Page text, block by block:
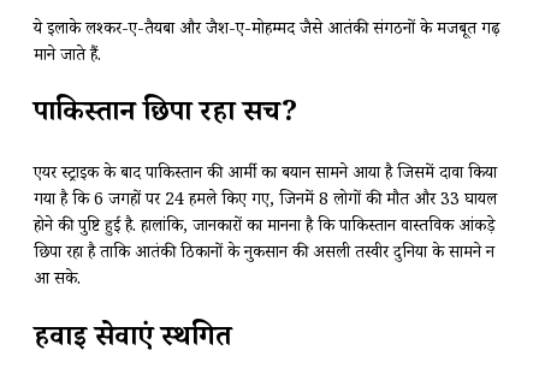
ये इलाके लश्कर-ए-तैयबा और जैश-ए-मोहम्मद जैसे आतंकी संगठनों के मजबूत गढ़
माने जाते हैं.
पाकिस्तान छिपा रहा सच?
एयर स्ट्राइक के बाद पाकिस्तान की आर्मी का बयान सामने आया है जिसमें दावा किया
गया है कि 6 जगहों पर 24 हमले किए गए, जिनमें 8 लोगों की मौत और 33 घायल
होने की पुष्टि हुई है. हालांकि, जानकारों का मानना है कि पाकिस्तान वास्तविक आंकड़े
छिपा रहा है ताकि आतंकी ठिकानों के नुकसान की असली तस्वीर दुनिया के सामने न
आ सके.
हवाई सेवाएं स्थगित